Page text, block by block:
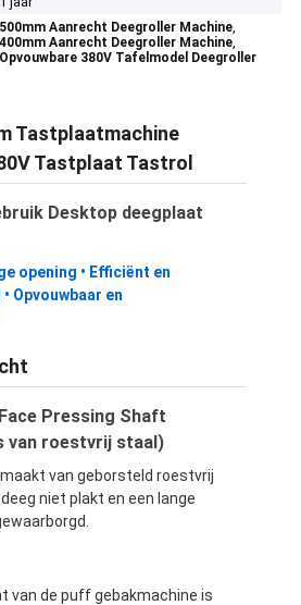
500mm Aanrecht Deegroller Machine,
400mm Aanrecht Deegroller Machine,
Opvouwbare 380V Tafelmodel Deegroller
Tastplaatmachine
Tastplaat Tastrol
Desktop deegplaat
opening • Efficiënt en
Opvouwbaar en
Pressing Shaft
van roestvrij staal)
van geborsteld roestvrij
niet plakt en een lange
van de puff gebakmachine is